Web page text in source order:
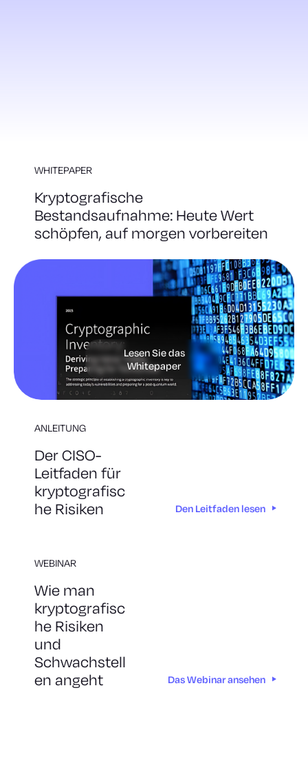
WHITEPAPER
Kryptografische
Bestandsaufnahme: Heute Wert
schöpfen, auf morgen vorbereiten
Lesen Sie das
Whitepaper
ANLEITUNG
Der CISO-
Leitfaden für
kryptografisc
he Risiken
Den Leitfaden lesen
WEBINAR
Wie man
kryptografisc
he Risiken
und
Schwachstell
en angeht
Das Webinar ansehen